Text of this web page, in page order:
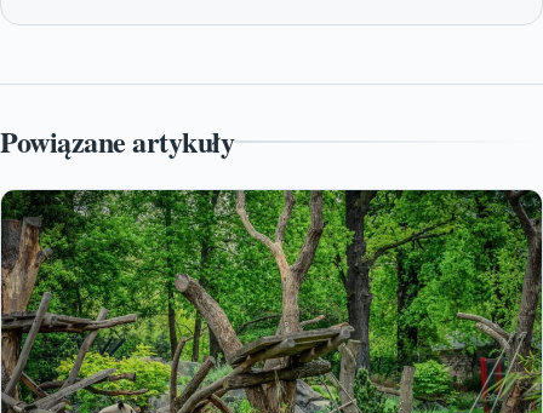
Powiązane artykuły